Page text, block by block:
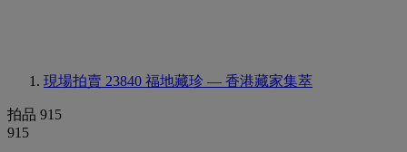
現場拍賣 23840 福地藏珍 — 香港藏家集萃
拍品 915
915